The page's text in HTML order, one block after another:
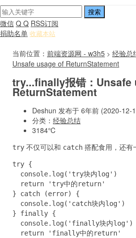
微信 Q Q RSS订阅
捐助名单 收藏本站
当前位置： 前端资源网 - w3h5 > 经验总
Unsafe usage of ReturnStatement
try...finally报错：Unsafe
ReturnStatement
Deshun 发布于 6年前 (2020-12-
分类： 经验总结
3184℃
try 不仅可以和 catch 搭配食用，还有
try {
console.log('try块内log')
return 'try中的return'
} catch (error) {
console.log('catch块内log')
} finally {
console.log('finally块内log')
return 'finally中的return'